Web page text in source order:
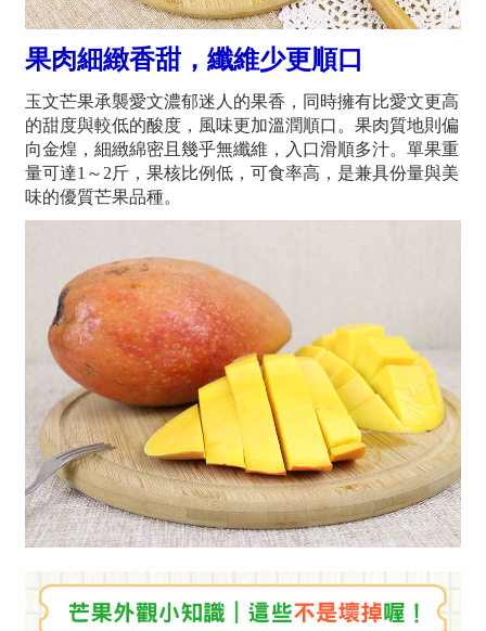
果肉細緻香甜，纖維少更順口
玉文芒果承襲愛文濃郁迷人的果香，同時擁有比愛文更高
的甜度與較低的酸度，風味更加溫潤順口。果肉質地則偏
向金煌，細緻綿密且幾乎無纖維，入口滑順多汁。單果重
量可達1～2斤，果核比例低，可食率高，是兼具份量與美
味的優質芒果品種。